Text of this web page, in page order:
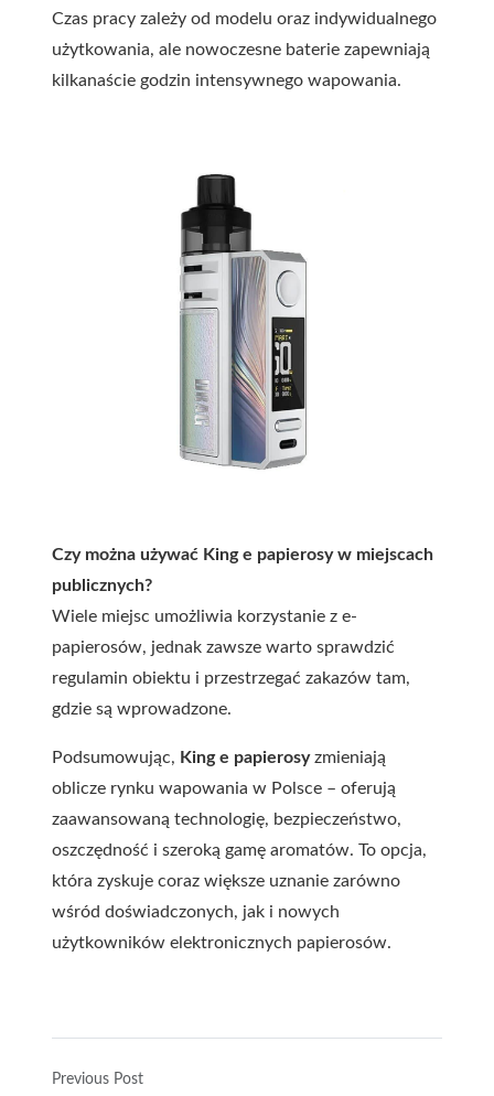
Czas pracy zależy od modelu oraz indywidualnego
użytkowania, ale nowoczesne baterie zapewniają
kilkanaście godzin intensywnego wapowania.
Czy można używać King e papierosy w miejscach
publicznych?
Wiele miejsc umożliwia korzystanie z e-
papierosów, jednak zawsze warto sprawdzić
regulamin obiektu i przestrzegać zakazów tam,
gdzie są wprowadzone.
Podsumowując, King e papierosyzmieniają
oblicze rynku wapowania w Polsce – oferują
zaawansowaną technologię, bezpieczeństwo,
oszczędność i szeroką gamę aromatów. To opcja,
która zyskuje coraz większe uznanie zarówno
wśród doświadczonych, jak i nowych
użytkowników elektronicznych papierosów.
Previous Post